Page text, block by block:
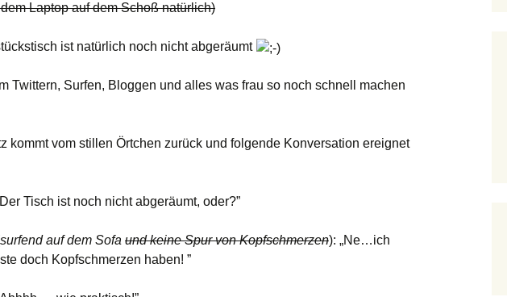
Laptop auf dem Schoß natürlich)
ist natürlich noch nicht abgeräumt
Twittern, Surfen, Bloggen und alles was frau so noch schnell machen
kommt vom stillen Örtchen zurück und folgende Konversation ereignet
Tisch ist noch nicht abgeräumt, oder?”
surfend auf dem Sofa und keine Spur von Kopfschmerzen): „Ne…ich
doch Kopfschmerzen haben! ”